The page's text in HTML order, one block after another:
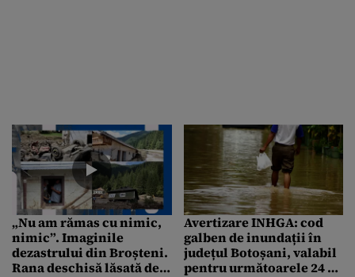
„Nu am rămas cu nimic,
nimic”. Imaginile
dezastrului din Broșteni.
Rana deschisă lăsată de
Avertizare INHGA: cod
galben de inundații în
județul Botoșani, valabil
pentru următoarele 24 de